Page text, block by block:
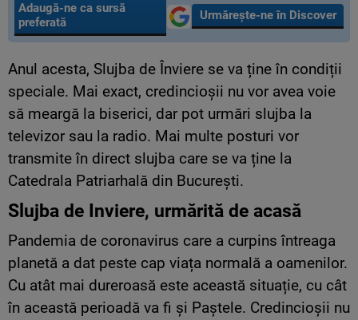
Adaugă-ne ca sursă
preferată
Urmărește-ne în Discover
Anul acesta, Slujba de Înviere se va ține în condiții
speciale. Mai exact, credincioșii nu vor avea voie
să meargă la biserici, dar pot urmări slujba la
televizor sau la radio. Mai multe posturi vor
transmite în direct slujba care se va ține la
Catedrala Patriarhală din București.
Slujba de Inviere, urmărită de acasă
Pandemia de coronavirus care a curpins întreaga
planetă a dat peste cap viața normală a oamenilor.
Cu atât mai dureroasă este această situație, cu cât
în această perioadă va fi și Paștele. Credincioșii nu